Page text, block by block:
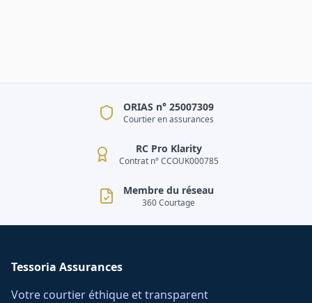
ORIAS n° 25007309
Courtier en assurances
RC Pro Klarity
Contrat n° CCOUK000785
Membre du réseau
360 Courtage
Tessoria Assurances
Votre courtier éthique et transparent